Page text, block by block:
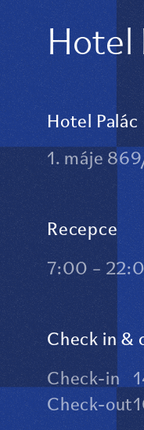
Hotel
Hotel Palác
1. máje
Recepce
7:00 –
Check in &
Check-in
Check-out